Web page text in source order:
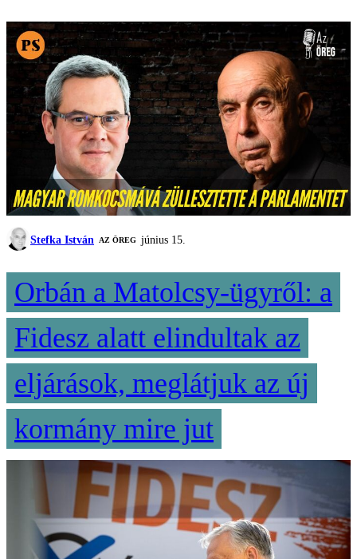
Stefka István AZ ÖREG június 15.
Orbán a Matolcsy-ügyről: a
Fidesz alatt elindultak az
eljárások, meglátjuk az új
kormány mire jut